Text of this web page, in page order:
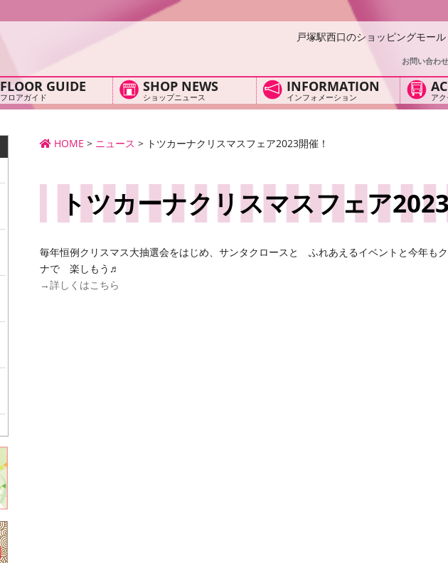
戸塚駅西口のショッピングモール
お問い合わせ
FLOOR GUIDE
フロアガイド
SHOP NEWS
ショップニュース
INFORMATION
インフォメーション ア
HOME > ニュース > トツカーナクリスマスフェア2023開催！
トツカーナクリスマスフェア
毎年恒例クリスマス大抽選会をはじめ、サンタクロースと ふれあえるイベントと今年も
ナで 楽しもう♬
→詳しくはこちら